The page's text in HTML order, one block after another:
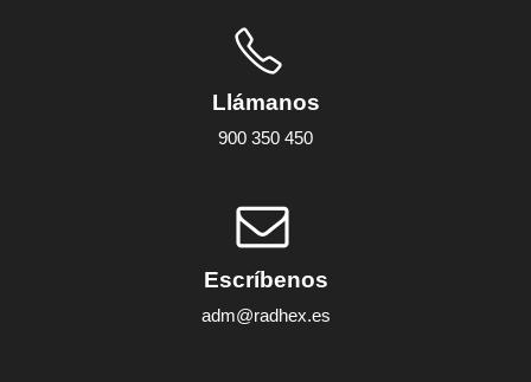
Llámanos
900 350 450
Escríbenos
adm@radhex.es